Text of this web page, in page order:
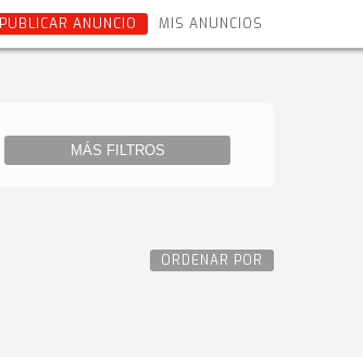
MIS ANUNCIOS
PUBLICAR ANUNCIO
MÁS FILTROS
ORDENAR POR